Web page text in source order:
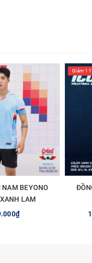
BEYONO
LAM
Giảm